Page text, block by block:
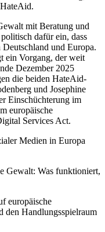
mit Beratung und
dafür ein, dass
und Europa.
ein Vorgang, der weit
Dezember 2025
die beiden HateAid-
und Josephine
Einschüchterung im
europäische
Services Act.
Medien in Europa
Gewalt: Was funktioniert,
europäische
den Handlungsspielraum